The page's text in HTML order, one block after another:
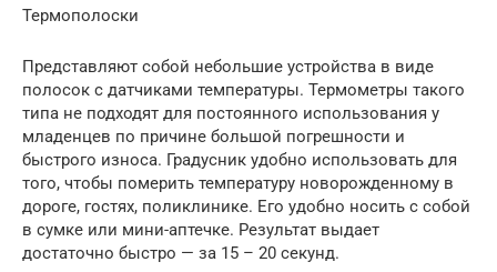
Термополоски
Представляют собой небольшие устройства в виде
полосок с датчиками температуры. Термометры такого
типа не подходят для постоянного использования у
младенцев по причине большой погрешности и
быстрого износа. Градусник удобно использовать для
того, чтобы померить температуру новорожденному в
дороге, гостях, поликлинике. Его удобно носить с собой
в сумке или мини-аптечке. Результат выдает
достаточно быстро — за 15 – 20 секунд.